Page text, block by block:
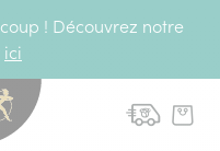
! Découvrez notre
ici